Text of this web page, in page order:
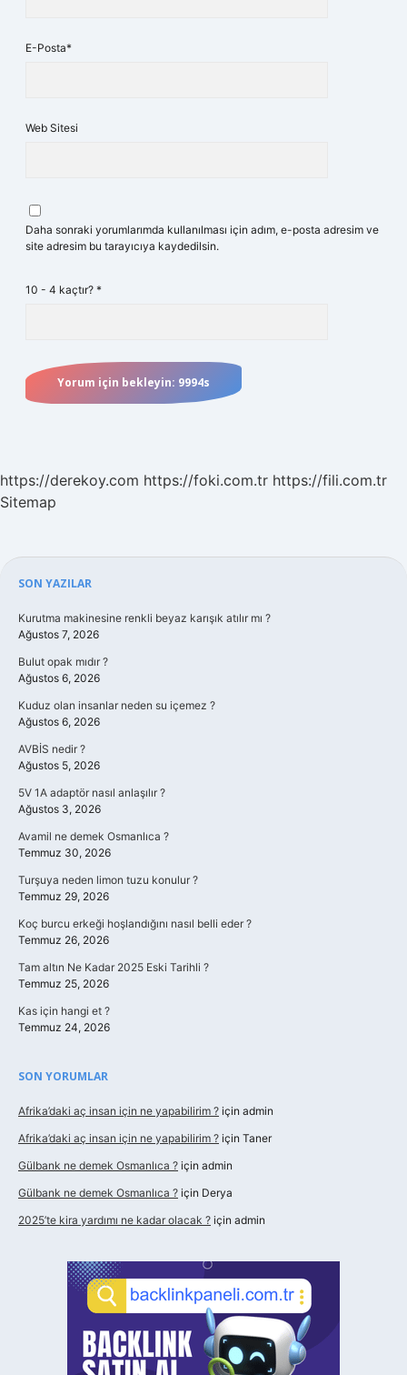
E-Posta*
Web Sitesi
Daha sonraki yorumlarımda kullanılması için adım, e-posta adresim ve
site adresim bu tarayıcıya kaydedilsin.
10 - 4 kaçtır? *
https://derekoy.com https://foki.com.tr https://fili.com.tr
Sitemap
Sidebar
SON YAZILAR
Kurutma makinesine renkli beyaz karışık atılır mı ?
Ağustos 7, 2026
Bulut opak mıdır ?
Ağustos 6, 2026
Kuduz olan insanlar neden su içemez ?
Ağustos 6, 2026
AVBİS nedir ?
Ağustos 5, 2026
5V 1A adaptör nasıl anlaşılır ?
Ağustos 3, 2026
Avamil ne demek Osmanlıca ?
Temmuz 30, 2026
Turşuya neden limon tuzu konulur ?
Temmuz 29, 2026
Koç burcu erkeği hoşlandığını nasıl belli eder ?
Temmuz 26, 2026
Tam altın Ne Kadar 2025 Eski Tarihli ?
Temmuz 25, 2026
Kas için hangi et ?
Temmuz 24, 2026
SON YORUMLAR
Afrika’daki aç insan için ne yapabilirim ? için admin
Afrika’daki aç insan için ne yapabilirim ? için Taner
Gülbank ne demek Osmanlıca ? için admin
Gülbank ne demek Osmanlıca ? için Derya
2025’te kira yardımı ne kadar olacak ? için admin